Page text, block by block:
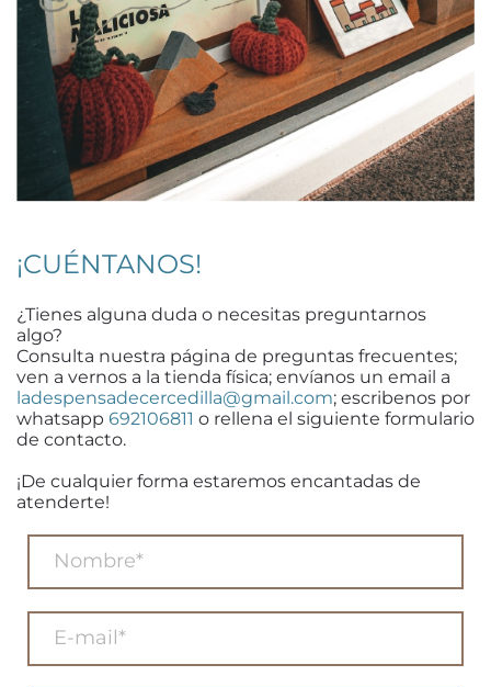
¡CUÉNTANOS!
¿Tienes alguna duda o necesitas preguntarnos
algo?
Consulta nuestra página de preguntas frecuentes;
ven a vernos a la tienda física; envíanos un email a
ladespensadecercedilla@gmail.com; escribenos por
whatsapp 692106811 o rellena el siguiente formulario
de contacto.
¡De cualquier forma estaremos encantadas de
atenderte!